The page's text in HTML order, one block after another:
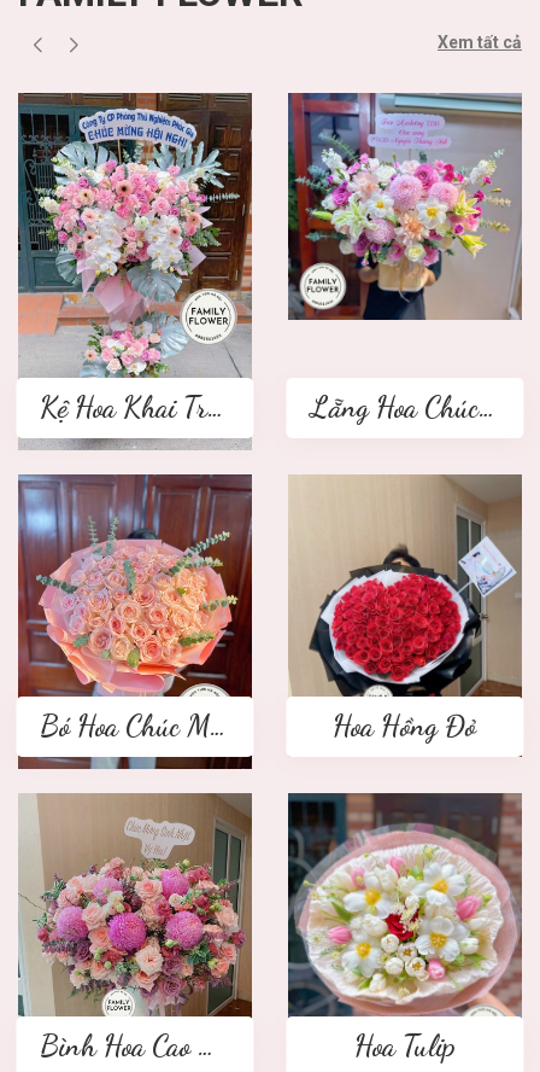
Xem tất cả
Kệ Hoa Khai Trương 2 tầng Lẵng Hoa Chúc Mừng
Bó Hoa Chúc Mừng Hoa Hồng Đỏ
Bình Hoa Cao Cấp Hoa Tulip